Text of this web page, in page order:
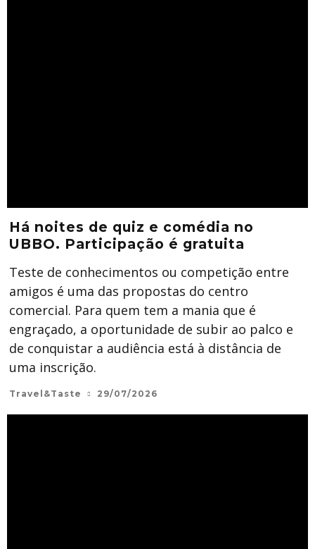
Há noites de quiz e comédia no
UBBO. Participação é gratuita
Teste de conhecimentos ou competição entre
amigos é uma das propostas do centro
comercial. Para quem tem a mania que é
engraçado, a oportunidade de subir ao palco e
de conquistar a audiência está à distância de
uma inscrição.
Travel&Taste 29/07/2026